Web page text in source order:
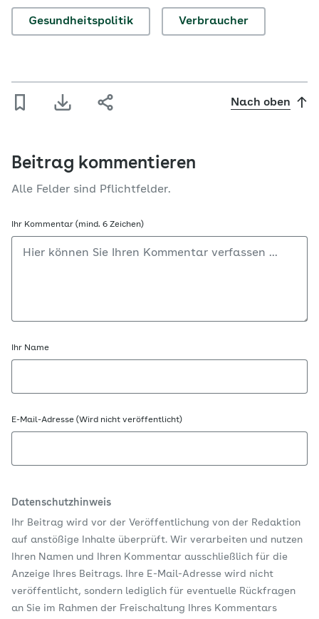
Gesundheitspolitik Verbraucher
Nach oben
Beitrag kommentieren
Alle Felder sind Pflichtfelder.
Ihr Kommentar (mind. 6 Zeichen)
Ihr Name
E-Mail-Adresse (Wird nicht veröffentlicht)
Datenschutzhinweis
Ihr Beitrag wird vor der Veröffentlichung von der Redaktion
auf anstößige Inhalte überprüft. Wir verarbeiten und nutzen
Ihren Namen und Ihren Kommentar ausschließlich für die
Anzeige Ihres Beitrags. Ihre E-Mail-Adresse wird nicht
veröffentlicht, sondern lediglich für eventuelle Rückfragen
an Sie im Rahmen der Freischaltung Ihres Kommentars